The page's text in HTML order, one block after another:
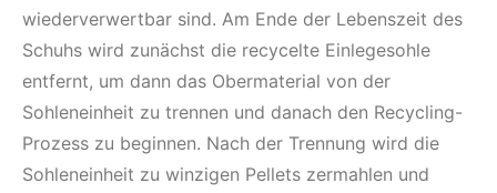
wiederverwertbar sind. Am Ende der Lebenszeit des
Schuhs wird zunächst die recycelte Einlegesohle
entfernt, um dann das Obermaterial von der
Sohleneinheit zu trennen und danach den Recycling-
Prozess zu beginnen. Nach der Trennung wird die
Sohleneinheit zu winzigen Pellets zermahlen und